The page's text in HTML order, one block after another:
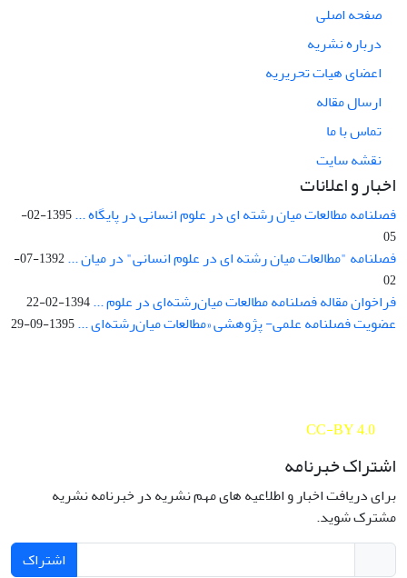
صفحه اصلی
درباره نشریه
اعضای هیات تحریریه
ارسال مقاله
تماس با ما
نقشه سایت
اخبار و اعلانات
فصلنامه مطالعات میان رشته ای در علوم انسانی در پایگاه ...
1395-02-
05
فصلنامه "مطالعات میان رشته ای در علوم انسانی" در میان ...
1392-07-
02
فراخوان مقاله فصلنامه مطالعات میان‌رشته‌ای در علوم ...1394-02-22
عضویت فصلنامه علمی- پژوهشی «مطالعات میان‌رشته‌ای ...1395-09-29
CC-BY 4.0
اشتراک خبرنامه
برای دریافت اخبار و اطلاعیه های مهم نشریه در خبرنامه نشریه
مشترک شوید.
اشتراک